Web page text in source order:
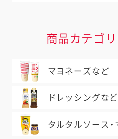
商品カテゴ
マヨネーズなど
ドレッシングなど
タルタルソース